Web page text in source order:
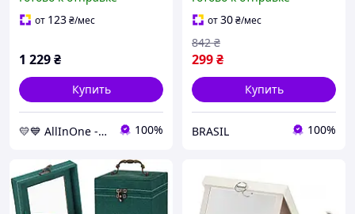
габариты 25х25х8.5 см
AllInOne -market-without-
от 123₴/мес
1 229₴
Купить
💛💙 AllInOne - находи все необходимое в одном магазине! 100%
:BRASIL:
от30₴/мес
299₴
842 ₴
Купить
BRASIL 100%